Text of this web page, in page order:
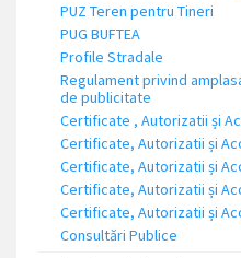
PUZ Teren pentru Tineri
PUG BUFTEA
Profile Stradale
Regulament privind
de publicitate
Certificate , Autorizatii și
Certificate, Autorizatii și
Certificate, Autorizatii și
Certificate, Autorizatii și
Certificate, Autorizatii și
Consultări Publice